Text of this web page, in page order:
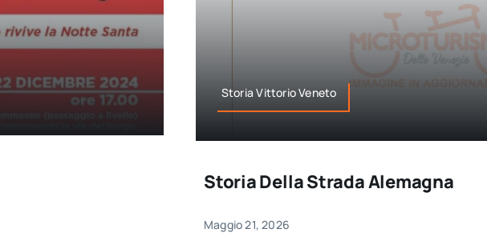
Storia Vittorio Veneto
Storia Della Strada Alemagna
Maggio 21, 2026